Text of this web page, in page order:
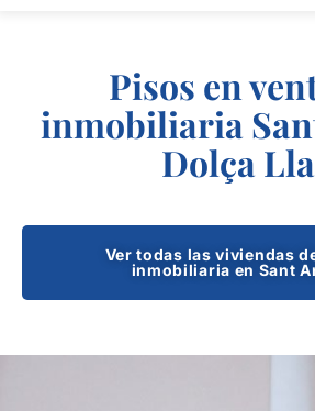
Pisos en
inmobiliaria
Dolça
Ver todas las viviendas
inmobiliaria en Sant